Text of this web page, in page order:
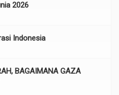
2026
Indonesia
BAGAIMANA GAZA